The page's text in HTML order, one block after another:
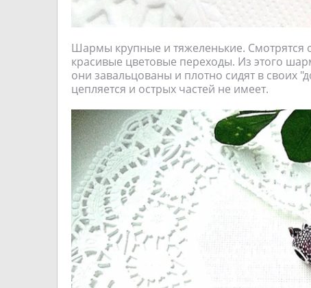
Шармы крупные и тяжеленькие. Смотрятся
красивые цветовые переходы. Из этого
они завальцованы и плотно сидят в своих
цепляется и острых частей не имеет.